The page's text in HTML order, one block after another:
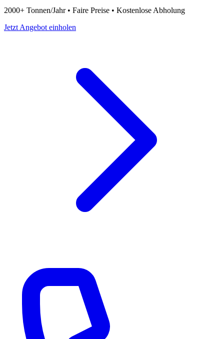
2000+ Tonnen/Jahr • Faire Preise • Kostenlose Abholung
Jetzt Angebot einholen